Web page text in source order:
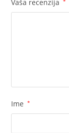
Vaša recenzija
Ime *